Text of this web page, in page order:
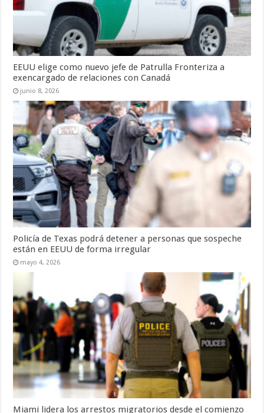
EEUU elige como nuevo jefe de Patrulla Fronteriza a
exencargado de relaciones con Canadá
junio 8, 2026
Policía de Texas podrá detener a personas que sospeche
están en EEUU de forma irregular
mayo 4, 2026
Miami lidera los arrestos migratorios desde el comienzo